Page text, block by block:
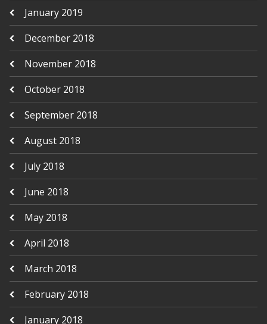
January 2019
December 2018
November 2018
October 2018
September 2018
August 2018
July 2018
June 2018
May 2018
April 2018
March 2018
February 2018
January 2018